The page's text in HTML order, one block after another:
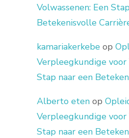
Volwassenen: Een
Betekenisvolle
kamariakerkebe op
Verpleegkundige voor
Stap naar een
Alberto eten op
Verpleegkundige voor
Stap naar een